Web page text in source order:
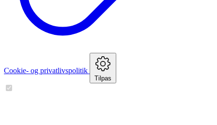
Cookie- og privatlivspolitik
Tilpas